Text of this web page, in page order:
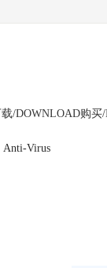
/DOWNLOAD购买
Virus